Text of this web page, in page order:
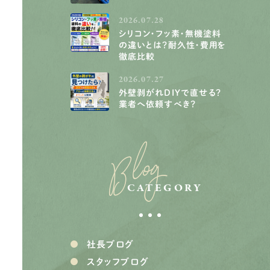
2026.07.28
シリコン・フッ素・無機塗料
の違いとは？耐久性・費用を
徹底比較
2026.07.27
外壁剥がれDIYで直せる？
業者へ依頼すべき？
Blog
CATEGORY
社長ブログ
スタッフブログ